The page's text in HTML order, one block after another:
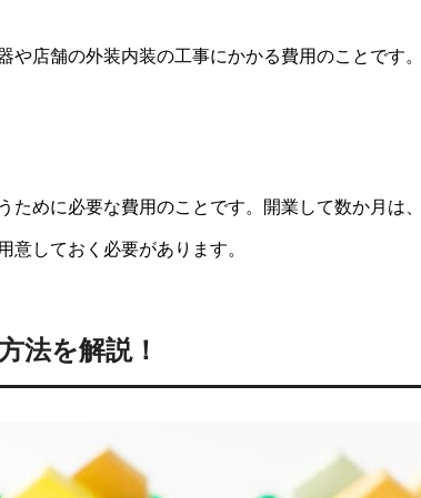
や店舗の外装内装の工事にかかる費用のことです。
ために必要な費用のことです。開業して数か月は
意しておく必要があります。
法を解説！